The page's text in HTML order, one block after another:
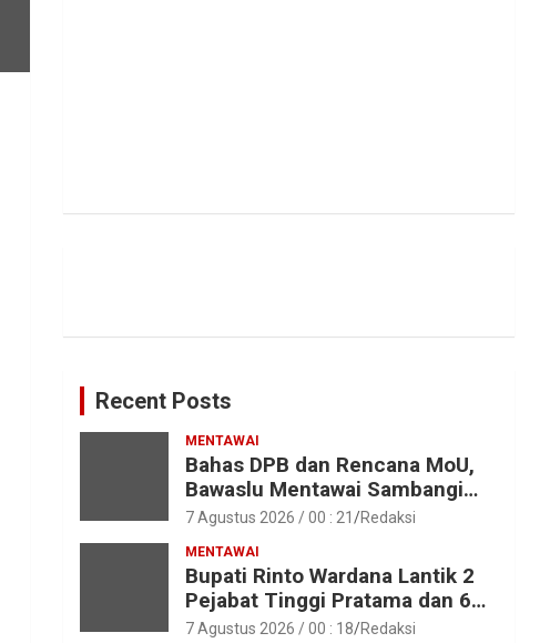
Recent Posts
MENTAWAI
Bahas DPB dan Rencana MoU,
Bawaslu Mentawai Sambangi
Polres Mentawai
7 Agustus 2026 / 00 : 21 Redaksi
MENTAWAI
Bupati Rinto Wardana Lantik 2
Pejabat Tinggi Pratama dan 6
Pejabat Fungsional di
7 Agustus 2026 / 00 : 18 Redaksi